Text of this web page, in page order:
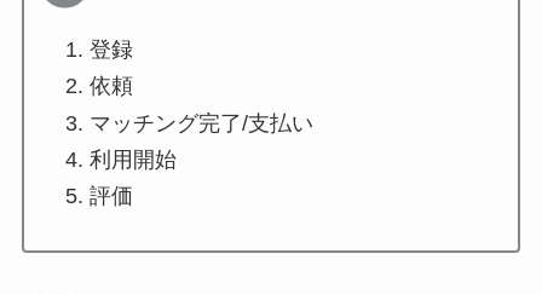
登録
依頼
マッチング完了/支払い
利用開始
評価